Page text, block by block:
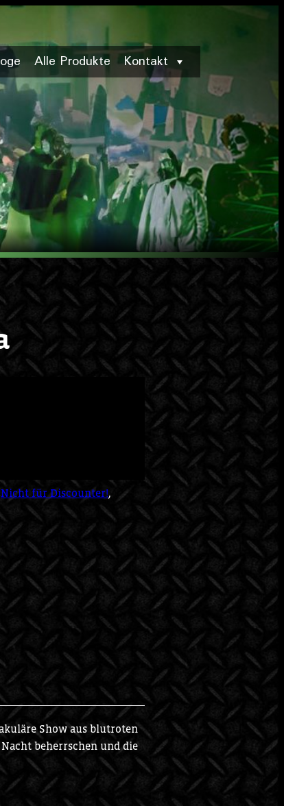
Alle Produkte Kontakt
Nicht für Discounter!,
Show aus blutroten
beherrschen und die